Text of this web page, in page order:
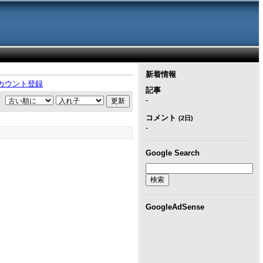
ウント登録
新着情報
記事
-
コメント (2日)
-
Google Search
GoogleAdSense